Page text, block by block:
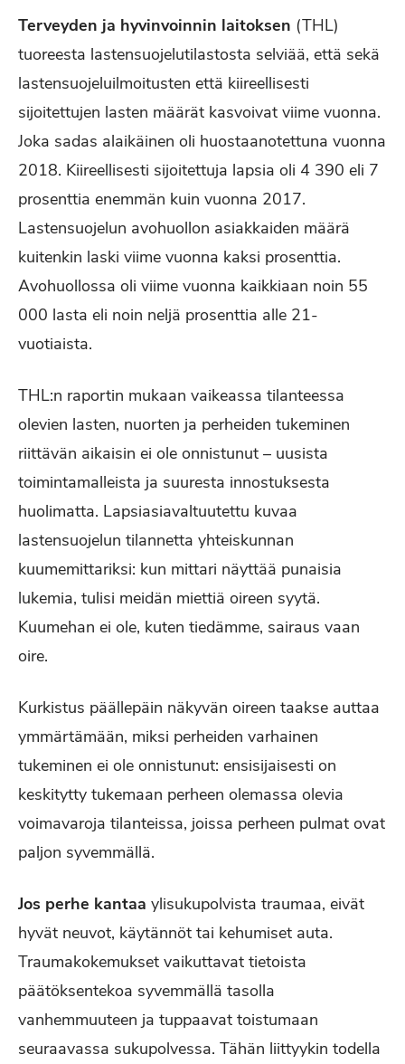
Terveyden ja hyvinvoinnin laitoksen (THL)
tuoreesta lastensuojelutilastosta selviää, että sekä
lastensuojeluilmoitusten että kiireellisesti
sijoitettujen lasten määrät kasvoivat viime vuonna.
Joka sadas alaikäinen oli huostaanotettuna vuonna
2018. Kiireellisesti sijoitettuja lapsia oli 4 390 eli 7
prosenttia enemmän kuin vuonna 2017.
Lastensuojelun avohuollon asiakkaiden määrä
kuitenkin laski viime vuonna kaksi prosenttia.
Avohuollossa oli viime vuonna kaikkiaan noin 55
000 lasta eli noin neljä prosenttia alle 21-
vuotiaista.
THL:n raportin mukaan vaikeassa tilanteessa
olevien lasten, nuorten ja perheiden tukeminen
riittävän aikaisin ei ole onnistunut – uusista
toimintamalleista ja suuresta innostuksesta
huolimatta. Lapsiasiavaltuutettu kuvaa
lastensuojelun tilannetta yhteiskunnan
kuumemittariksi: kun mittari näyttää punaisia
lukemia, tulisi meidän miettiä oireen syytä.
Kuumehan ei ole, kuten tiedämme, sairaus vaan
oire.
Kurkistus päällepäin näkyvän oireen taakse auttaa
ymmärtämään, miksi perheiden varhainen
tukeminen ei ole onnistunut: ensisijaisesti on
keskitytty tukemaan perheen olemassa olevia
voimavaroja tilanteissa, joissa perheen pulmat ovat
paljon syvemmällä.
Jos perhe kantaa ylisukupolvista traumaa, eivät
hyvät neuvot, käytännöt tai kehumiset auta.
Traumakokemukset vaikuttavat tietoista
päätöksentekoa syvemmällä tasolla
vanhemmuuteen ja tuppaavat toistumaan
seuraavassa sukupolvessa. Tähän liittyykin todella